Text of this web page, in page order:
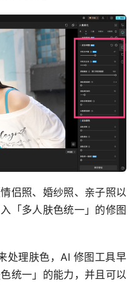
侣照、婚纱照、亲子照以
「多人肤色统一」的修图
处理肤色，AI 修图工具早
统一」的能力，并且可以